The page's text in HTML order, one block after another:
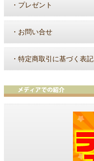
・ プレゼント
・ お問い合せ
・ 特定商取引に基づく表記